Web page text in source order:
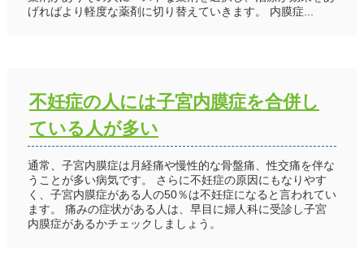
げればより軽度な薬剤に切り替えていきます。 内膜症...
不妊症の人には子宮内膜症を合併し
ている人が多い
通常、子宮内膜症は月経痛や慢性的な骨盤痛、性交痛を伴な
うことが多い病気です。 さらに不妊症の原因にもなりやす
く、子宮内膜症がある人の50％は不妊症になると言われてい
ます。 痛みの症状がある人は、早目に婦人科に受診し子宮
内膜症があるかチェックしましょう。